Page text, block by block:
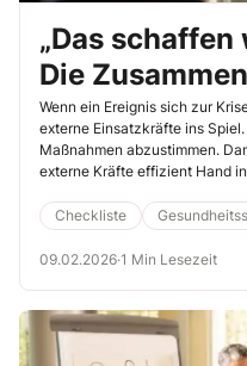
„Das
Die
externen
Wenn ein Ereignis sich zur
externe Einsatzkräfte ins
Maßnahmen abzustimmen.
externe Kräfte effizient Hand
Führungskräfte bei der
unterstützen.
Checkliste
09.02.2026·1 Min Lesezeit